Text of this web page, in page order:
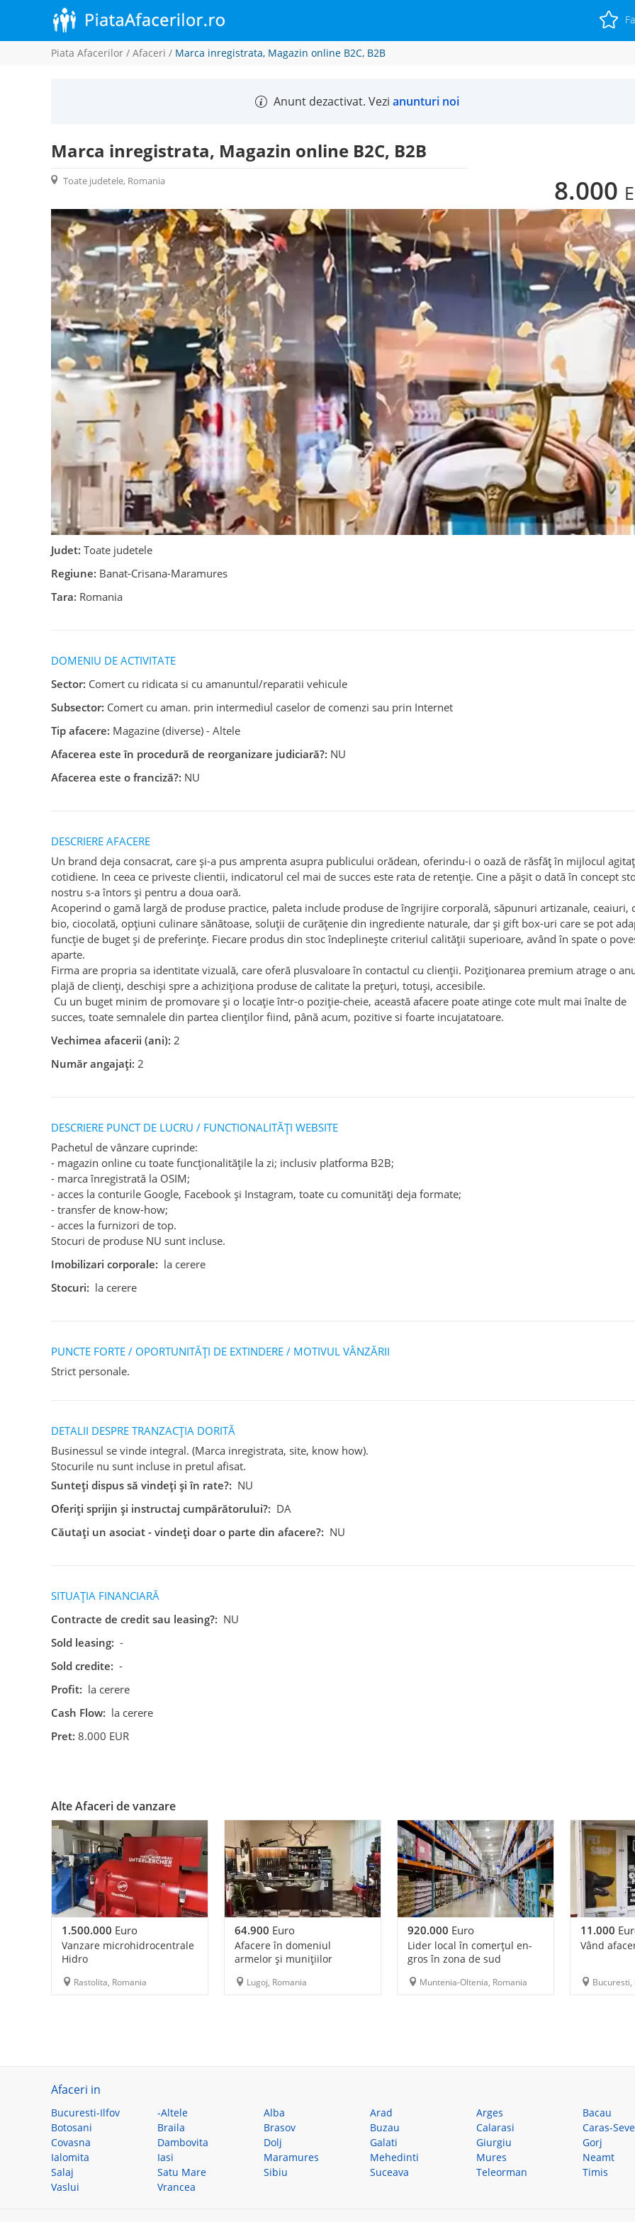
Piata Afacerilor / Afaceri / Marca inregistrata, Magazin online B2C, B2B
Anunt dezactivat. Vezi anunturi noi
Marca inregistrata, Magazin online B2C, B2B
Toate judetele, Romania 8.000
Judet: Toate judetele
Regiune: Banat-Crisana-Maramures
Tara: Romania
DOMENIU DE ACTIVITATE
Sector: Comert cu ridicata si cu amanuntul/reparatii vehicule
Subsector: Comert cu aman. prin intermediul caselor de comenzi sau prin Internet
Tip afacere: Magazine (diverse) - Altele
Afacerea este în procedură de reorganizare judiciară?: NU
Afacerea este o franciză?: NU
DESCRIERE AFACERE
Un brand deja consacrat, care și-a pus amprenta asupra publicului orădean, oferindu-i o oază de răsfăț în mijlocul
cotidiene. In ceea ce priveste clientii, indicatorul cel mai de succes este rata de retenție. Cine a pășit o dată în concept
nostru s-a întors și pentru a doua oară.
Acoperind o gamă largă de produse practice, paleta include produse de îngrijire corporală, săpunuri artizanale, ceaiuri,
bio, ciocolată, opțiuni culinare sănătoase, soluții de curățenie din ingrediente naturale, dar și gift box-uri care se pot
funcție de buget și de preferințe. Fiecare produs din stoc îndeplinește criteriul calității superioare, având în spate o
aparte.
Firma are propria sa identitate vizuală, care oferă plusvaloare în contactul cu clienții. Poziționarea premium atrage o
plajă de clienți, deschiși spre a achiziționa produse de calitate la prețuri, totuși, accesibile.
Cu un buget minim de promovare și o locație într-o poziție-cheie, această afacere poate atinge cote mult mai înalte de
succes, toate semnalele din partea clienților fiind, până acum, pozitive si foarte incujatatoare.
Vechimea afacerii (ani): 2
Număr angajați: 2
DESCRIERE PUNCT DE LUCRU / FUNCTIONALITĂȚI WEBSITE
Pachetul de vânzare cuprinde:
- magazin online cu toate funcționalitățile la zi; inclusiv platforma B2B;
- marca înregistrată la OSIM;
- acces la conturile Google, Facebook și Instagram, toate cu comunități deja formate;
- transfer de know-how;
- acces la furnizori de top.
Stocuri de produse NU sunt incluse.
Imobilizari corporale: la cerere
Stocuri: la cerere
PUNCTE FORTE / OPORTUNITĂȚI DE EXTINDERE / MOTIVUL VÂNZĂRII
Strict personale.
DETALII DESPRE TRANZACȚIA DORITĂ
Businessul se vinde integral. (Marca inregistrata, site, know how).
Stocurile nu sunt incluse in pretul afisat.
Sunteți dispus să vindeți și în rate?: NU
Oferiți sprijin și instructaj cumpărătorului?: DA
Căutați un asociat - vindeți doar o parte din afacere?: NU
SITUAȚIA FINANCIARĂ
Contracte de credit sau leasing?: NU
Sold leasing: -
Sold credite: -
Profit: la cerere
Cash Flow: la cerere
Pret: 8.000 EUR
Alte Afaceri de vanzare
1.500.000 Euro
Vanzare microhidrocentrale
Hidro
Rastolita, Romania
64.900 Euro
Afacere în domeniul
armelor și munițiilor
Lugoj, Romania
920.000 Euro
Lider local în comerțul en-
gros în zona de sud
Muntenia-Oltenia, Romania
11.000
Vând
Bucuresti,
Afaceri in
Bucuresti-Ilfov -Altele Alba Arad Arges Bacau
Botosani
Braila Brasov Buzau Calarasi Caras-
Covasna
Dambovita Dolj Galati Giurgiu Gorj
Ialomita
Iasi Maramures Mehedinti Mures Neamt
Salaj
Satu Mare Sibiu Suceava Teleorman Timis
Vaslui
Vrancea